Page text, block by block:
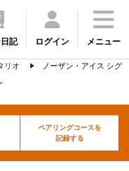
記 ログイン メニュー
リオ
ノーザン・アイス シグ
ペアリングコースを
記録する